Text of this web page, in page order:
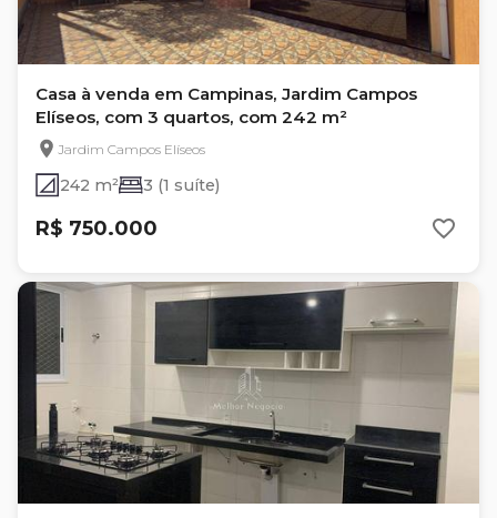
Casa à venda em Campinas, Jardim Campos
Elíseos, com 3 quartos, com 242 m²
Jardim Campos Elíseos
242 m² 3 (1 suíte)
R$ 750.000